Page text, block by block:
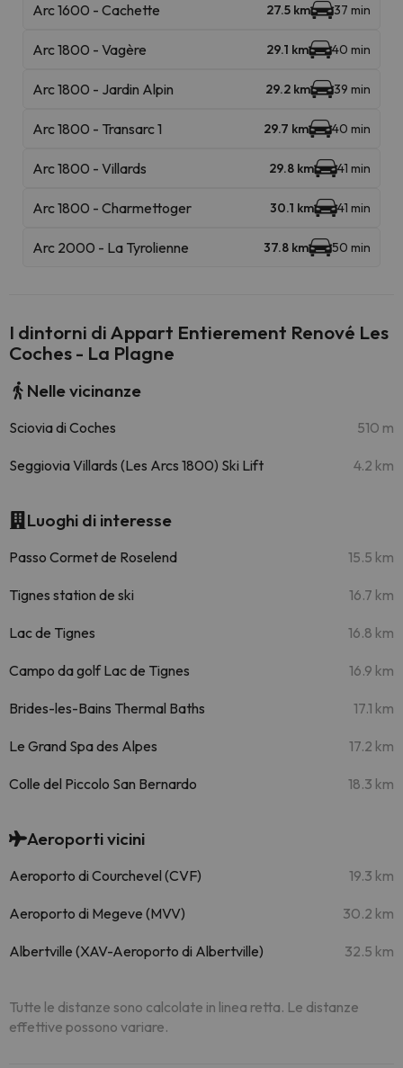
Arc 1600 - Cachette 27.5 km 37 min
Arc 1800 - Vagère 29.1 km 40 min
Arc 1800 - Jardin Alpin 29.2 km 39 min
Arc 1800 - Transarc 1 29.7 km 40 min
Arc 1800 - Villards 29.8 km 41 min
Arc 1800 - Charmettoger 30.1 km 41 min
Arc 2000 - La Tyrolienne 37.8 km 50 min
I dintorni di Appart Entierement Renové Les
Coches - La Plagne
Nelle vicinanze
Sciovia di Coches 510 m
Seggiovia Villards (Les Arcs 1800) Ski Lift 4.2 km
Luoghi di interesse
Passo Cormet de Roselend 15.5 km
Tignes station de ski 16.7 km
Lac de Tignes 16.8 km
Campo da golf Lac de Tignes 16.9 km
Brides-les-Bains Thermal Baths 17.1 km
Le Grand Spa des Alpes 17.2 km
Colle del Piccolo San Bernardo 18.3 km
Aeroporti vicini
Aeroporto di Courchevel (CVF) 19.3 km
Aeroporto di Megeve (MVV) 30.2 km
Albertville (XAV-Aeroporto di Albertville) 32.5 km
Tutte le distanze sono calcolate in linea retta. Le distanze
effettive possono variare.